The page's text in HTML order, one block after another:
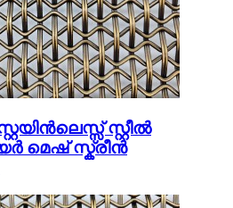
സ്റ്റീൽ
മെഷ് സ്ക്രീൻ